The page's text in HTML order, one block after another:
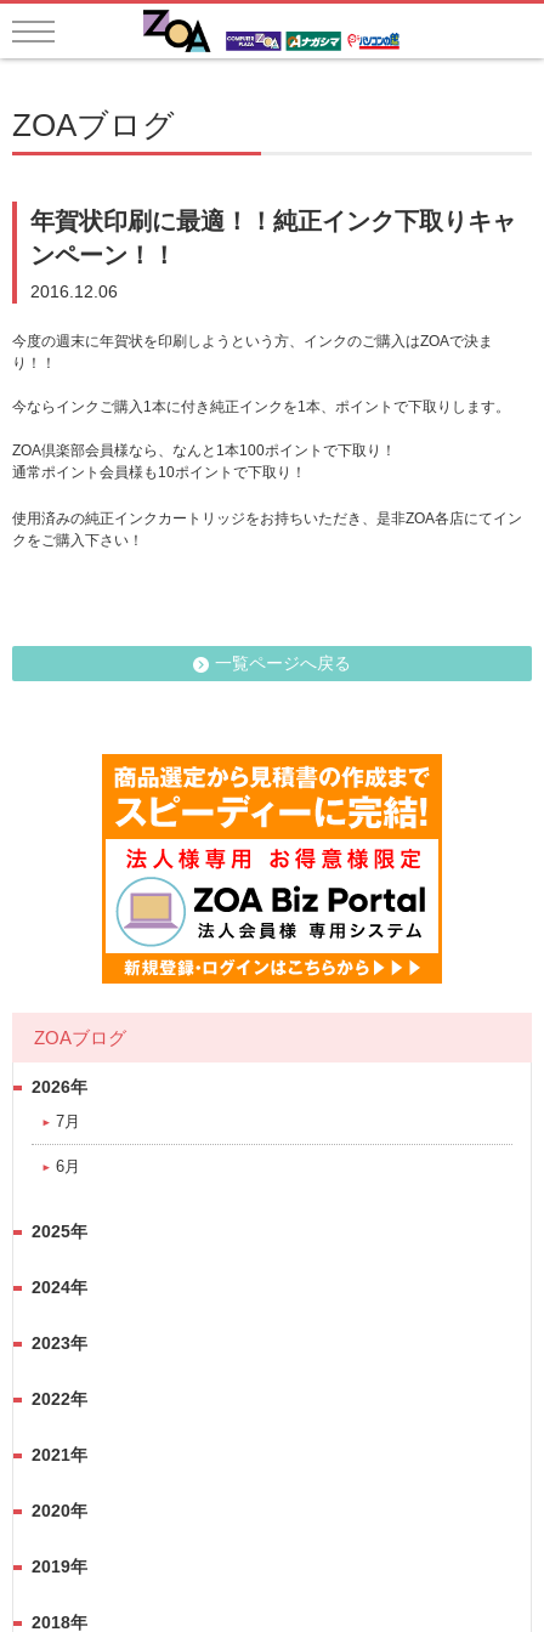
ZOAブログ
年賀状印刷に最適！！純正インク下取りキャ
ンペーン！！
2016.12.06
今度の週末に年賀状を印刷しようという方、インクのご購入はZOAで決ま
り！！
今ならインクご購入1本に付き純正インクを1本、ポイントで下取りします。
ZOA倶楽部会員様なら、なんと1本100ポイントで下取り！
通常ポイント会員様も10ポイントで下取り！
使用済みの純正インクカートリッジをお持ちいただき、是非ZOA各店にてイン
クをご購入下さい！
一覧ページへ戻る
ZOAブログ
2026年
7月
6月
2025年
2024年
2023年
2022年
2021年
2020年
2019年
2018年